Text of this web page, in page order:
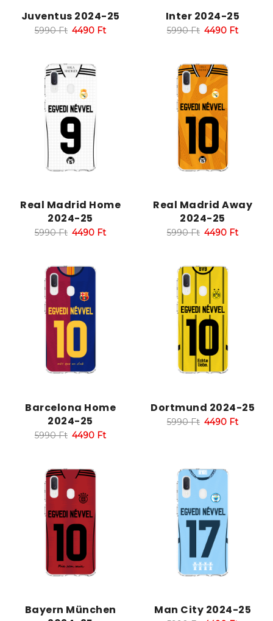
Juventus 2024-25
5990Ft 4490 Ft
Inter 2024-25
5990Ft 4490 Ft
Real Madrid Home
2024-25
5990Ft 4490 Ft
Real Madrid Away
2024-25
5990Ft 4490 Ft
Barcelona Home
2024-25
5990Ft 4490 Ft
Dortmund 2024-25
5990Ft 4490 Ft
Bayern München
Man City 2024-25